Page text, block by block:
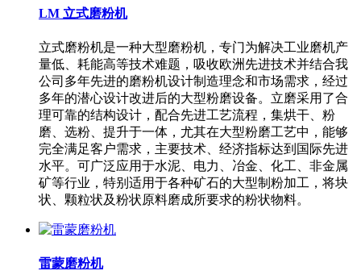
LM 立式磨粉机
立式磨粉机是一种大型磨粉机，专门为解决工业磨机产
量低、耗能高等技术难题，吸收欧洲先进技术并结合我
公司多年先进的磨粉机设计制造理念和市场需求，经过
多年的潜心设计改进后的大型粉磨设备。立磨采用了合
理可靠的结构设计，配合先进工艺流程，集烘干、粉
磨、选粉、提升于一体，尤其在大型粉磨工艺中，能够
完全满足客户需求，主要技术、经济指标达到国际先进
水平。可广泛应用于水泥、电力、冶金、化工、非金属
矿等行业，特别适用于各种矿石的大型制粉加工，将块
状、颗粒状及粉状原料磨成所要求的粉状物料。
雷蒙磨粉机